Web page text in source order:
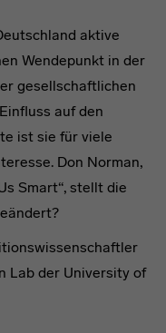
aktive
Wendepunkt in der
gesellschaftlichen
auf den
ist sie für viele
Don Norman,
Smart“, stellt die
Lab der University of